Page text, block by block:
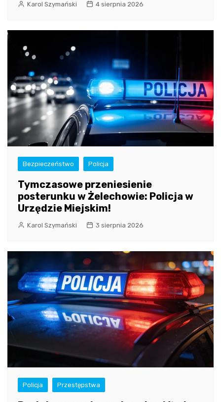
Karol Szymański 4 sierpnia 2026
Bezpieczeństwo Policja
Tymczasowe przeniesienie
posterunku w Żelechowie: Policja w
Urzędzie Miejskim!
Karol Szymański 3 sierpnia 2026
Policja Przestępstwa